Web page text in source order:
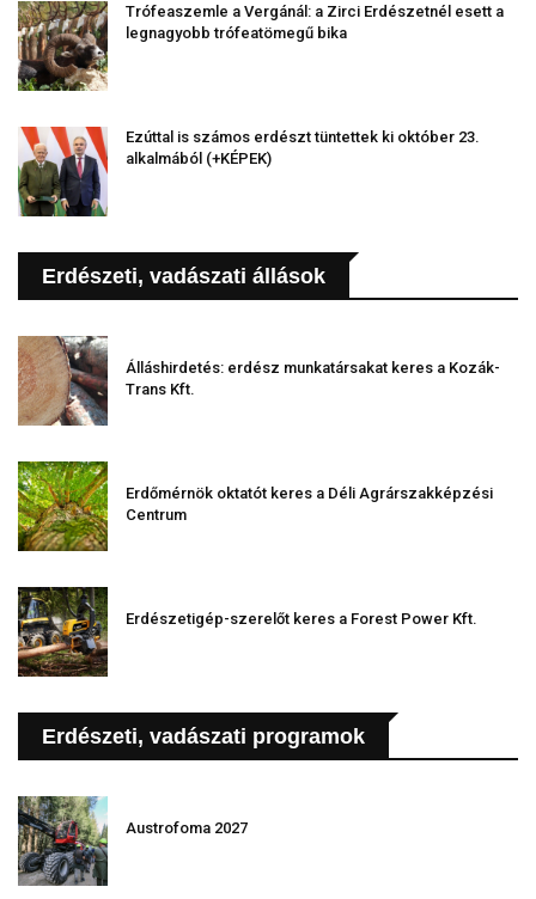
Trófeaszemle a Vergánál: a Zirci Erdészetnél esett a
legnagyobb trófeatömegű bika
Ezúttal is számos erdészt tüntettek ki október 23.
alkalmából (+KÉPEK)
Erdészeti, vadászati állások
Álláshirdetés: erdész munkatársakat keres a Kozák-
Trans Kft.
Erdőmérnök oktatót keres a Déli Agrárszakképzési
Centrum
Erdészetigép-szerelőt keres a Forest Power Kft.
Erdészeti, vadászati programok
Austrofoma 2027